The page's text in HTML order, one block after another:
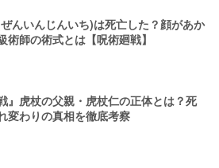
んいんじんいち)は死亡した？顔があか
術師の術式とは【呪術廻戦】
』虎杖の父親・虎杖仁の正体とは？死
変わりの真相を徹底考察